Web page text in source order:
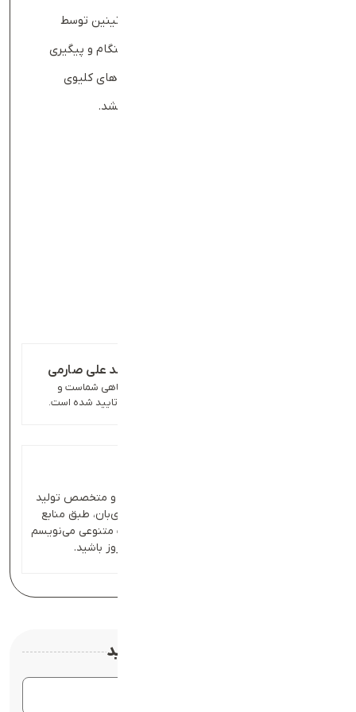
مراجعه به پزشک و انجام تفسیر آزمایش کراتینین توسط
متخصص اهمیت زیادی دارد. تشخیص زودهنگام و پیگیری
منظم آزمایش cr می‌تواند از پیشرفت بیماری‌های کلیوی
جلوگیری کند و کیفیت زندگی شما را بهبود بخشد.
تایید شده توسط دکتر محمد علی صارمی
محتوای این مقاله برای افزایش آگاهی شماست و
توسط پزشکان متخصص بادی‌بان تایید شده است.
من عطیه انگاشته، نویسنده و متخصص تولید
محتوا هستم و در مجله بادی‌بان، طبق منابع
تاییدشده پزشکی، از موضوعات متنوعی می‌نویسم
تا در زمینه پزشکی بروز باشید.
دیدگاهتان را بنویسید